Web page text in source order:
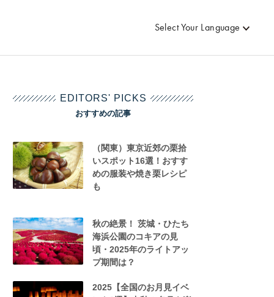
Select Your Language
EDITORS' PICKS
おすすめの記事
（関東）東京近郊の栗拾
いスポット16選！おすす
めの服装や焼き栗レシピ
も
秋の絶景！ 茨城・ひたち
海浜公園のコキアの見
頃・2025年のライトアッ
プ期間は？
2025【全国のお月見イベ